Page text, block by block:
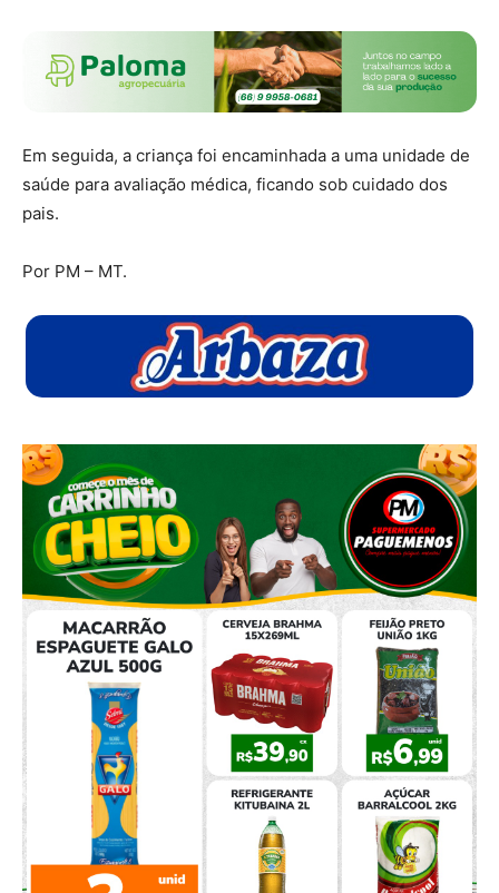
Em seguida, a criança foi encaminhada a uma unidade de
saúde para avaliação médica, ficando sob cuidado dos
pais.
Por PM – MT.